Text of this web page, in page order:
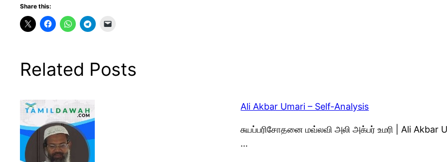
Share this:
Related Posts
Ali Akbar Umari – Self-Analysis
சுயப்பரிசோதனை மவ்லவி அலி அக்பர் உமரி | Ali Akbar
…